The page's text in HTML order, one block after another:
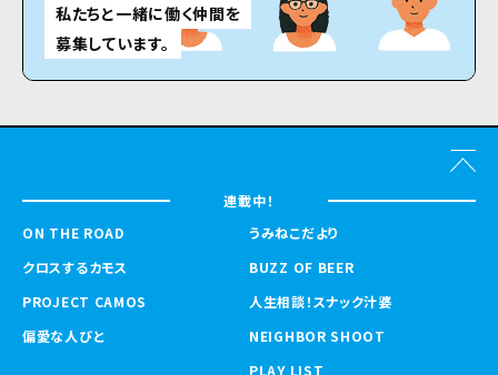
私たちと一緒に働く仲間を
募集しています。
連載中！
ON THE ROAD
クロスするカモス
PROJECT CAMOS
偏愛な人びと
うみねこだより
BUZZ OF BEER
人生相談！スナック汁婆
NEIGHBOR SHOOT
PLAY LIST